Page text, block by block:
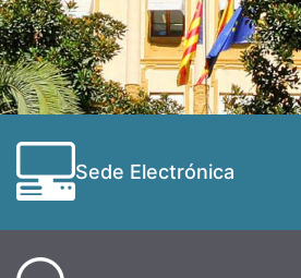
Sede Electrónica